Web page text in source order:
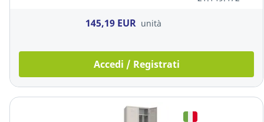
cm bianco
145,19 EUR unità
Accedi / Registrati